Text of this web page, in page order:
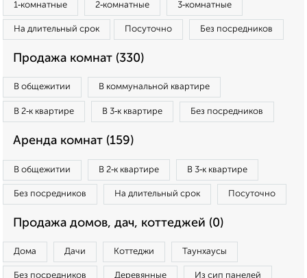
1‑комнатные 2‑комнатные 3‑комнатные
На длительный срок Посуточно Без посредников
Продажа комнат (330)
В общежитии В коммунальной квартире
В 2‑к квартире В 3‑к квартире Без посредников
Аренда комнат (159)
В общежитии В 2‑к квартире В 3‑к квартире
Без посредников На длительный срок Посуточно
Продажа домов, дач, коттеджей (0)
Дома Дачи Коттеджи Таунхаусы
Без посредников Деревянные Из сип панелей